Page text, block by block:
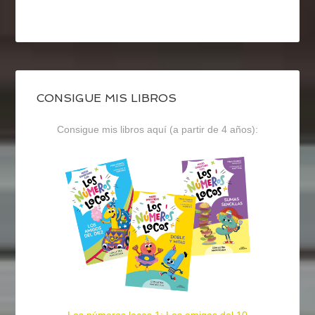
CONSIGUE MIS LIBROS
Consigue mis libros aquí (a partir de 4 años):